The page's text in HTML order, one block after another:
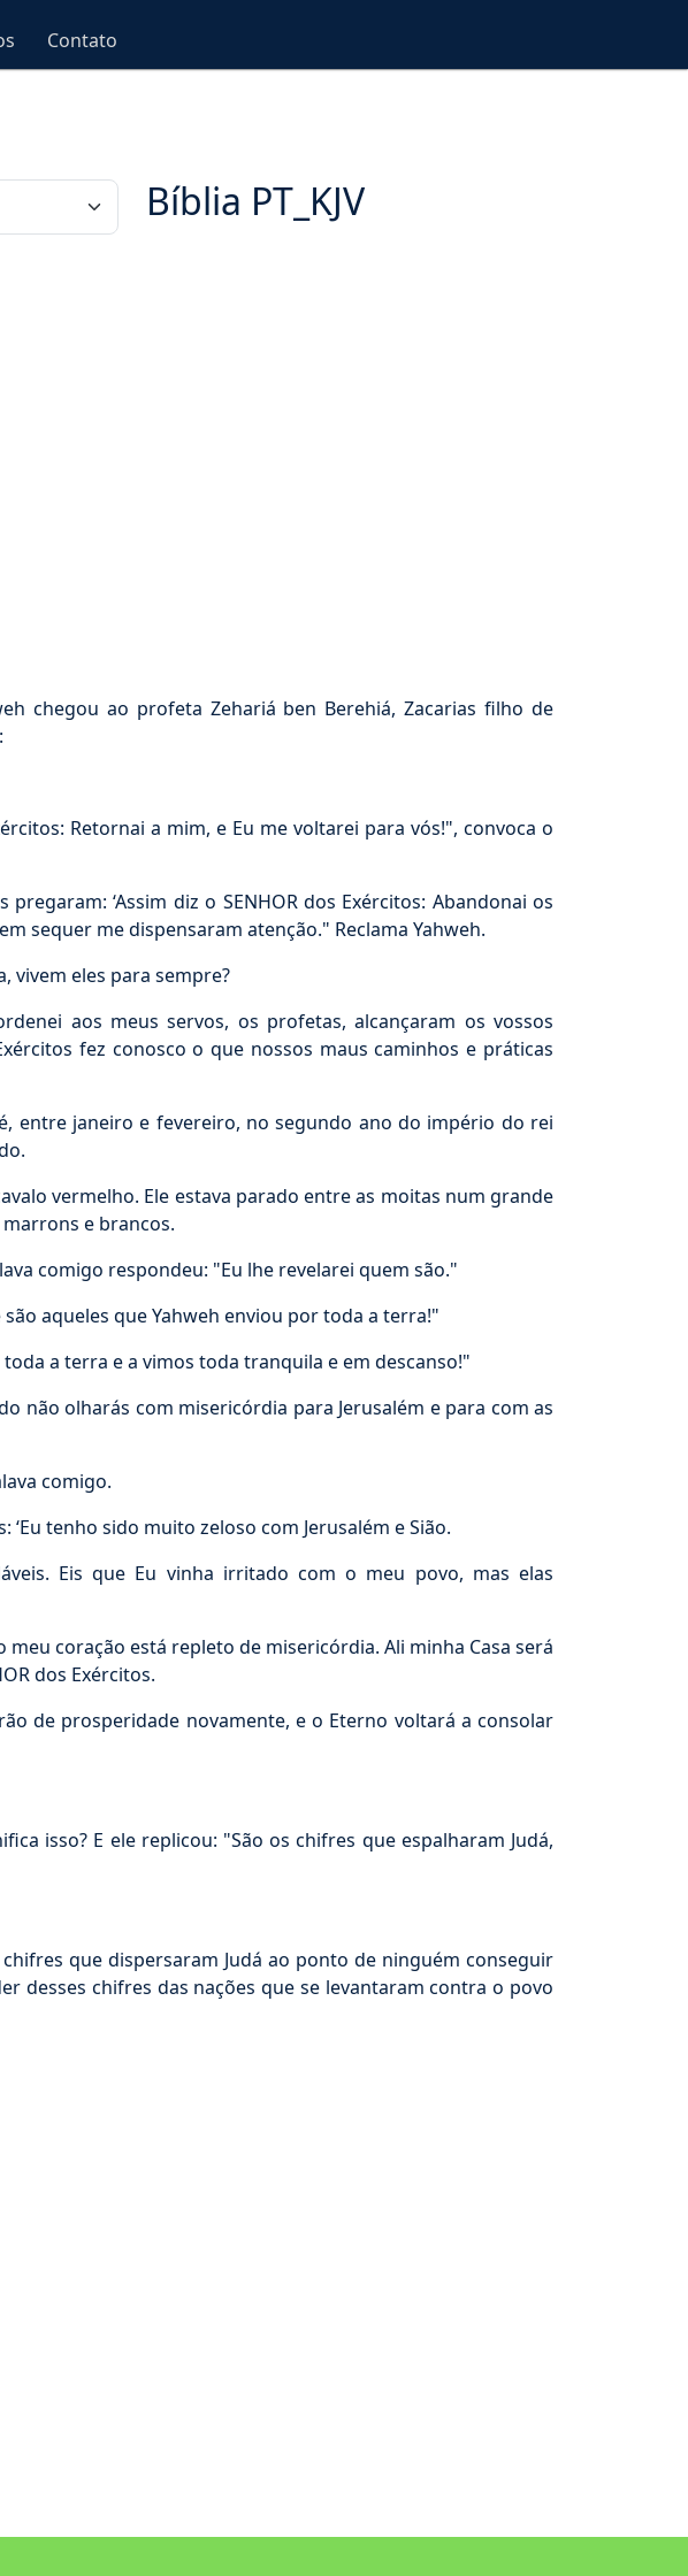
Contato
Bíblia PT_KJV
chegou ao profeta Zehariá ben Berehiá, Zacarias filho de
Retornai a mim, e Eu me voltarei para vós!", convoca o
‘Assim diz o SENHOR dos Exércitos: Abandonai os
sequer me dispensaram atenção." Reclama Yahweh.
vivem eles para sempre?
aos meus servos, os profetas, alcançaram os vossos
fez conosco o que nossos maus caminhos e práticas
entre janeiro e fevereiro, no segundo ano do império do rei
vermelho. Ele estava parado entre as moitas num grande
e brancos.
comigo respondeu: "Eu lhe revelarei quem são."
aqueles que Yahweh enviou por toda a terra!"
a terra e a vimos toda tranquila e em descanso!"
não olharás com misericórdia para Jerusalém e para com as
comigo.
tenho sido muito zeloso com Jerusalém e Sião.
Eis que Eu vinha irritado com o meu povo, mas elas
coração está repleto de misericórdia. Ali minha Casa será
dos Exércitos.
de prosperidade novamente, e o Eterno voltará a consolar
isso? E ele replicou: "São os chifres que espalharam Judá,
que dispersaram Judá ao ponto de ninguém conseguir
desses chifres das nações que se levantaram contra o povo